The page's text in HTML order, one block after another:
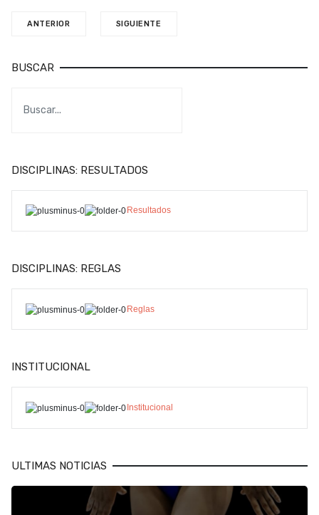
ANTERIOR SIGUIENTE
BUSCAR
DISCIPLINAS: RESULTADOS
Resultados
DISCIPLINAS: REGLAS
Reglas
INSTITUCIONAL
Institucional
ULTIMAS NOTICIAS